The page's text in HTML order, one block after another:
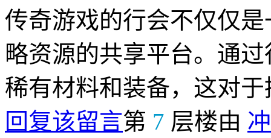
传奇游戏的行会不仅仅
略资源的共享平台。通
稀有材料和装备，这对
回复该留言第 7 层楼由